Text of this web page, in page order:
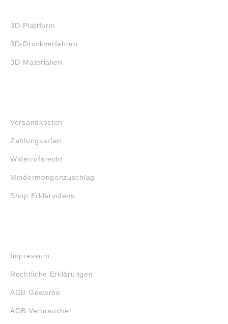
3D-Plattform
3D-Druckverfahren
3D-Materialien
Versandkosten
Zahlungsarten
Widerrufsrecht
Mindermengenzuschlag
Shop Erklärvideos
Impressum
Rechtliche Erklärungen
AGB Gewerbe
AGB Verbraucher